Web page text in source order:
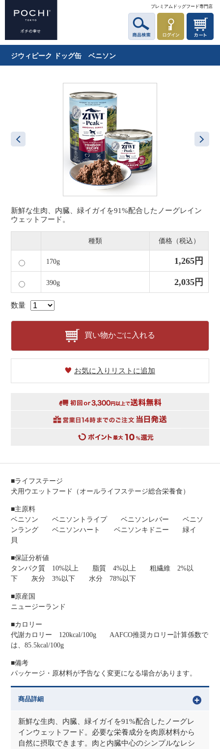
プレミアムドッグフード専門店
ジウィピーク ドッグ缶 ベニソン
新鮮な生肉、内臓、緑イガイを91%配合したノーグレイン
ウェットフード。
種類 価格（税込）
170g 1,265円
390g 2,035円
数量
買い物かごに入れる
お気に入りリストに追加
■ライフステージ
犬用ウエットフード（オールライフステージ総合栄養食）
■主原料
ベニソン ベニソントライプ ベニソンレバー ベニソ
ンラング ベニソンハート ベニソンキドニー 緑イ
貝
■保証分析値
タンパク質 10%以上 脂質 4%以上 粗繊維 2%以
下 灰分 3%以下 水分 78%以下
■原産国
ニュージーランド
■カロリー
代謝カロリー 120kcal/100g AAFCO推奨カロリー計算係数で
は、85.5kcal/100g
■備考
パッケージ・原材料が予告なく変更になる場合があります。
商品詳細
新鮮な生肉、内臓、緑イガイを91%配合したノーグレ
インウェットフード。必要な栄養成分を肉原材料から
自然に摂取できます。肉と内臓中心のシンプルなレシ